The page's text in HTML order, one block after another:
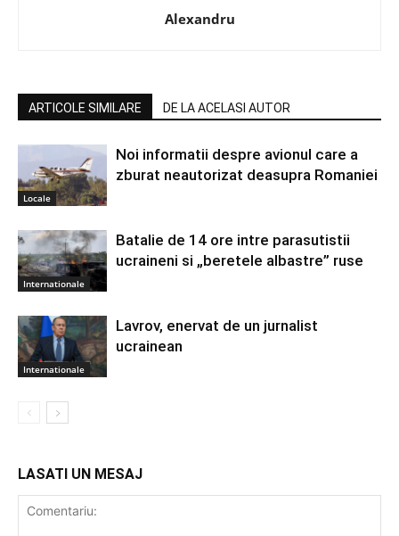
Alexandru
ARTICOLE SIMILARE DE LA ACELASI AUTOR
Locale
Noi informatii despre avionul care a
zburat neautorizat deasupra Romaniei
Internationale
Batalie de 14 ore intre parasutistii
ucraineni si „beretele albastre” ruse
Internationale
Lavrov, enervat de un jurnalist
ucrainean
LASATI UN MESAJ